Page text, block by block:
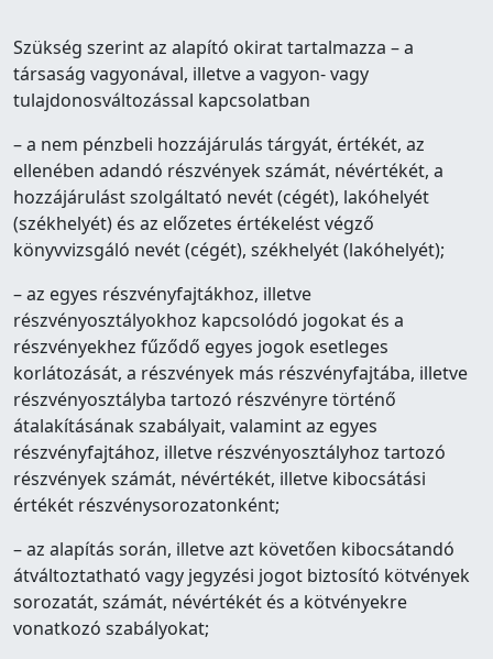
Szükség szerint az alapító okirat tartalmazza – a
társaság vagyonával, illetve a vagyon- vagy
tulajdonosváltozással kapcsolatban
– a nem pénzbeli hozzájárulás tárgyát, értékét, az
ellenében adandó részvények számát, névértékét, a
hozzájárulást szolgáltató nevét (cégét), lakóhelyét
(székhelyét) és az előzetes értékelést végző
könyvvizsgáló nevét (cégét), székhelyét (lakóhelyét);
– az egyes részvényfajtákhoz, illetve
részvényosztályokhoz kapcsolódó jogokat és a
részvényekhez fűződő egyes jogok esetleges
korlátozását, a részvények más részvényfajtába, illetve
részvényosztályba tartozó részvényre történő
átalakításának szabályait, valamint az egyes
részvényfajtához, illetve részvényosztályhoz tartozó
részvények számát, névértékét, illetve kibocsátási
értékét részvénysorozatonként;
– az alapítás során, illetve azt követően kibocsátandó
átváltoztatható vagy jegyzési jogot biztosító kötvények
sorozatát, számát, névértékét és a kötvényekre
vonatkozó szabályokat;